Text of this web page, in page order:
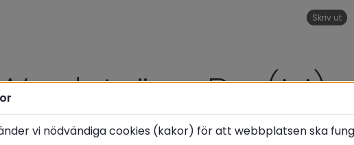
Skriv ut
Bo (M)
Stubbegatan 15, 813 36 Hofors
vi nödvändiga cookies (kakor) för att webbplatsen ska